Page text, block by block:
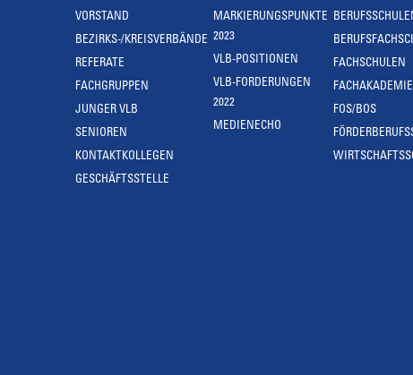
VORSTAND
BEZIRKS-/KREISVERBÄNDE
REFERATE
FACHGRUPPEN
JUNGER VLB
SENIOREN
KONTAKTKOLLEGEN
GESCHÄFTSSTELLE
MARKIERUNGSPUNKTE
2023
VLB-POSITIONEN
VLB-FORDERUNGEN
2022
MEDIENECHO
FACHSCHULEN
FOS/BOS